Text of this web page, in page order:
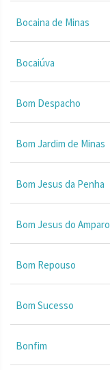
Bocaina de Minas
Bocaiúva
Bom Despacho
Bom Jardim de Minas
Bom Jesus da Penha
Bom Jesus do Amparo
Bom Repouso
Bom Sucesso
Bonfim